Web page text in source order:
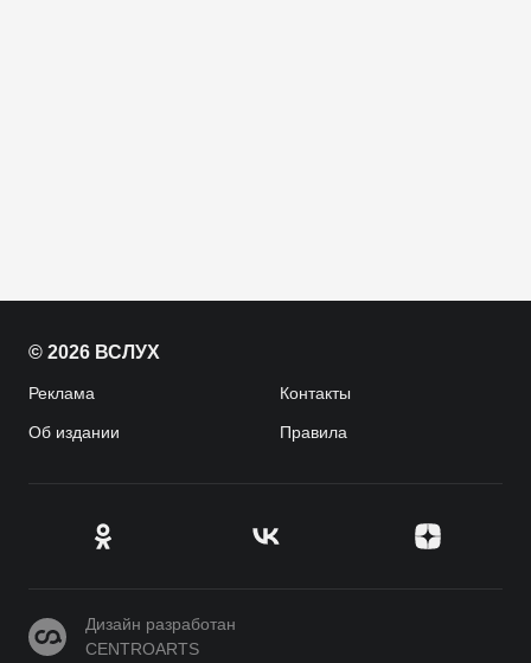
© 2026 ВСЛУХ
Реклама Контакты
Об издании Правила
CENTROARTS